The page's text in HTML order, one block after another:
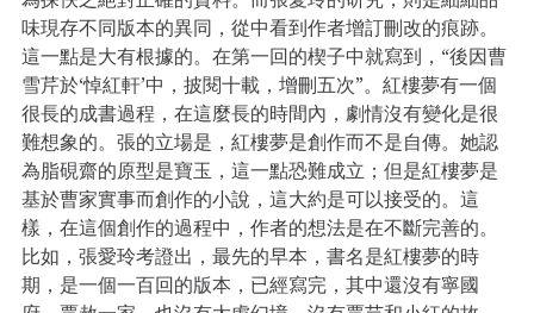
味現存不同版本的異同，從中看到作者增訂刪改的痕跡。
這一點是大有根據的。在第一回的楔子中就寫到，“後因曹
雪芹於‘悼紅軒’中，披閱十載，增刪五次”。紅樓夢有一個
很長的成書過程，在這麼長的時間內，劇情沒有變化是很
難想象的。張的立場是，紅樓夢是創作而不是自傳。她認
為脂硯齋的原型是寶玉，這一點恐難成立；但是紅樓夢是
基於曹家實事而創作的小說，這大約是可以接受的。這
樣，在這個創作的過程中，作者的想法是在不斷完善的。
比如，張愛玲考證出，最先的早本，書名是紅樓夢的時
期，是一個一百回的版本，已經寫完，其中還沒有寧國